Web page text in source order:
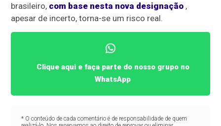
brasileiro, com base nesta nova designação ,
apesar de incerto, torna-se um risco real.
Clique aqui e faça parte do nosso grupo no
WhatsApp
* O conteúdo de cada comentário é de responsabilidade de quem